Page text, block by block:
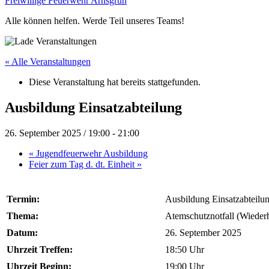
Alle können helfen. Werde Teil unseres Teams!
« Alle Veranstaltungen
Diese Veranstaltung hat bereits stattgefunden.
Ausbildung Einsatzabteilung
26. September 2025 / 19:00 - 21:00
« Jugendfeuerwehr Ausbildung
Feier zum Tag d. dt. Einheit »
Termin:
Ausbildung
Thema:
Atemschutznotfall
Datum:
26. September 2025
Uhrzeit Treffen:
18:50 Uhr
Uhrzeit Beginn:
19:00 Uhr